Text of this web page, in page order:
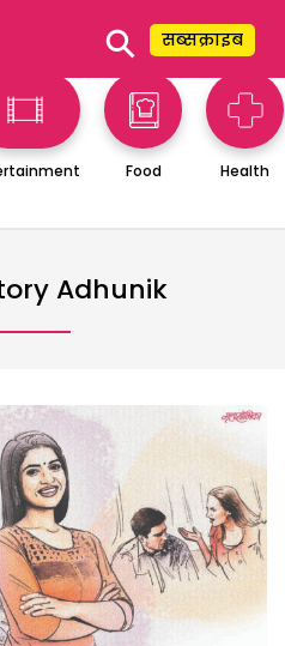
⚲ सब्सक्राइब
Food Health
Adhunik